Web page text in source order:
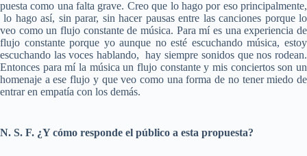
puesta como una falta grave. Creo que lo hago por eso principalmente,
lo hago así, sin parar, sin hacer pausas entre las canciones porque lo
veo como un flujo constante de música. Para mí es una experiencia de
flujo constante porque yo aunque no esté escuchando música, estoy
escuchando las voces hablando, hay siempre sonidos que nos rodean.
Entonces para mí la música un flujo constante y mis conciertos son un
homenaje a ese flujo y que veo como una forma de no tener miedo de
entrar en empatía con los demás.
N. S. F. ¿Y cómo responde el público a esta propuesta?